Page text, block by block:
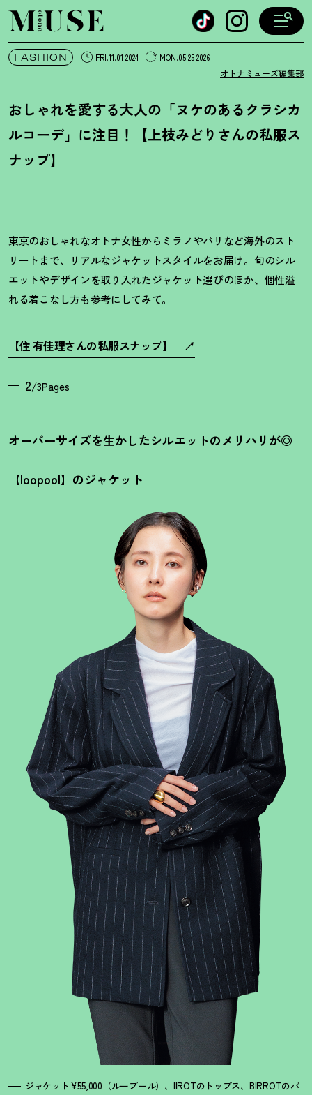
オトナミューズ ウェブ
FASHION FRI.11.01 2024 MON.05.25 2026
オトナミューズ編集部
おしゃれを愛する大人の「ヌケのあるクラシカ
ルコーデ」に注目 ！
【上枝みどりさんの私服ス
ナップ】
東京のおしゃれなオトナ女性からミラノやパリなど海外のスト
リートまで、リアルなジャケットスタイルをお届け。旬のシル
エットやデザインを取り入れたジャケット選びのほか、個性溢
れる着こなし方も参考にしてみて。
【住 有佳理さんの私服スナップ】
2/3Pages
オーバーサイズを生かしたシルエットのメリハリが◎
【loopool】のジャケット
ジャケット¥55,000（ループール）、IIROTのトップス、BIRROTのパ